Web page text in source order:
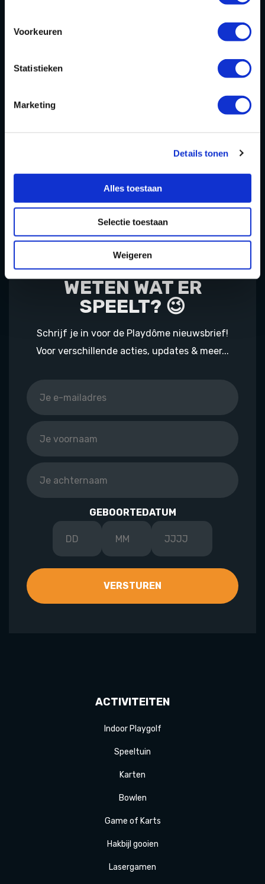
Voorkeuren
Statistieken
Marketing
Details tonen
Alles toestaan
Selectie toestaan
Weigeren
ALTIJD ALS EERSTE
WETEN WAT ER
SPEELT? 😉
Schrijf je in voor de Playdôme nieuwsbrief!
Voor verschillende acties, updates & meer...
GEBOORTEDATUM
ACTIVITEITEN
Indoor Playgolf
Speeltuin
Karten
Bowlen
Game of Karts
Hakbijl gooien
Lasergamen